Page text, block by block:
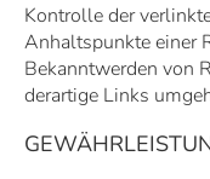
Kontrolle der
Anhaltspunkte einer
Bekanntwerden von
derartige Links